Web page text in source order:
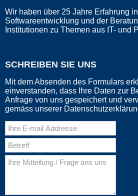
Wir haben über 25 Jahre Erfahrung
Softwareentwicklung und der
Institutionen zu Themen aus IT- und
SCHREIBEN SIE UNS
Mit dem Absenden des Formulars
einverstanden, dass Ihre Daten zur
Anfrage von uns gespeichert und
gemäss unserer